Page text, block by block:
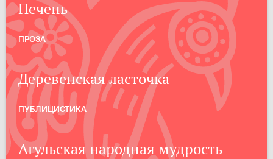
Печень
ПРОЗА
Деревенская ласточка
ПУБЛИЦИСТИКА
Агульская народная мудрость